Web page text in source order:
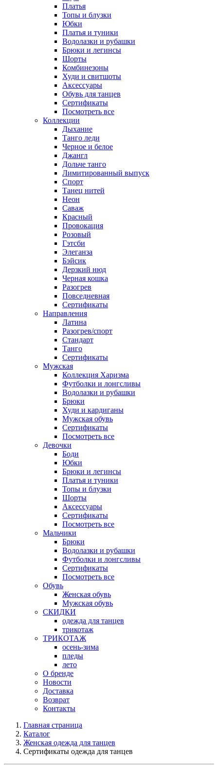
Платья
Топы и блузки
Юбки
Платья и туники
Водолазки и рубашки
Брюки и легинсы
Шорты
Комбинезоны
Худи и свитшоты
Аксессуары
Обувь для танцев
Сертификаты
Посмотреть все
Коллекции
Дыхание
Танго леди
Черное и белое
Джангл
Дольче танго
Лимитированный выпуск
Спорт
Танец нитей
Неон
Саваж
Красный
Провокация
Розовый
Гэтсби
Элеганза
Бэйсик
Дерзкий нюд
Черная кошка
Разогрев
Повседневная
Сертификаты
Направления
Латина
Разогрев/спорт
Стандарт
Танго
Сертификаты
Мужская
Коллекция Харизма
Футболки и лонгсливы
Водолазки и рубашки
Брюки
Худи и кардиганы
Мужская обувь
Сертификаты
Посмотреть все
Девочки
Боди
Юбки
Брюки и легинсы
Платья и туники
Топы и блузки
Шорты
Аксессуары
Сертификаты
Посмотреть все
Мальчики
Брюки
Водолазки и рубашки
Футболки и лонгсливы
Сертификаты
Посмотреть все
Обувь
Женская обувь
Мужская обувь
СКИДКИ
одежда для танцев
трикотаж
ТРИКОТАЖ
осень-зима
пледы
лето
О бренде
Новости
Доставка
Возврат
Контакты
Главная страница
Каталог
Женская одежда для танцев
Сертификаты одежда для танцев